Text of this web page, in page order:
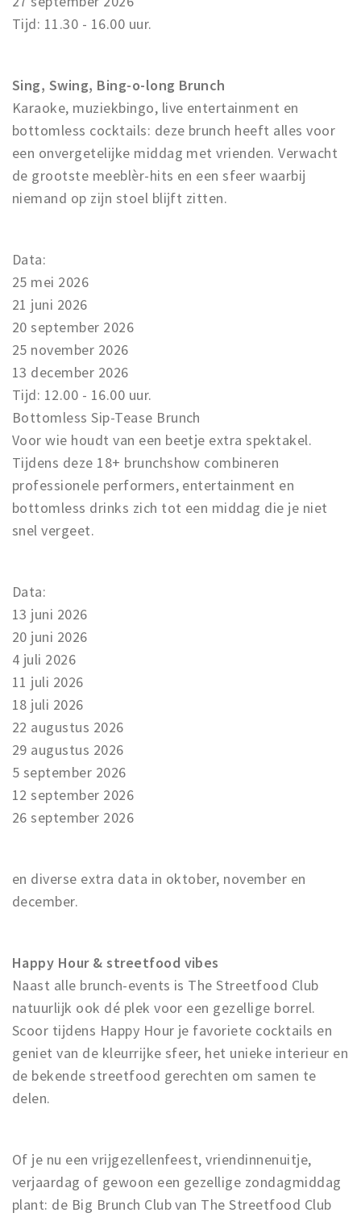
Tijd: 11.30 - 16.00 uur.
Sing, Swing, Bing-o-long Brunch
Karaoke, muziekbingo, live entertainment en
bottomless cocktails: deze brunch heeft alles voor
een onvergetelijke middag met vrienden. Verwacht
de grootste meeblèr-hits en een sfeer waarbij
niemand op zijn stoel blijft zitten.
Data:
25 mei 2026
21 juni 2026
20 september 2026
25 november 2026
13 december 2026
Tijd: 12.00 - 16.00 uur.
Bottomless Sip-Tease Brunch
Voor wie houdt van een beetje extra spektakel.
Tijdens deze 18+ brunchshow combineren
professionele performers, entertainment en
bottomless drinks zich tot een middag die je niet
snel vergeet.
Data:
13 juni 2026
20 juni 2026
4 juli 2026
11 juli 2026
18 juli 2026
22 augustus 2026
29 augustus 2026
5 september 2026
12 september 2026
26 september 2026
en diverse extra data in oktober, november en
december.
Happy Hour & streetfood vibes
Naast alle brunch-events is The Streetfood Club
natuurlijk ook dé plek voor een gezellige borrel.
Scoor tijdens Happy Hour je favoriete cocktails en
geniet van de kleurrijke sfeer, het unieke interieur en
de bekende streetfood gerechten om samen te
delen.
Of je nu een vrijgezellenfeest, vriendinnenuitje,
verjaardag of gewoon een gezellige zondagmiddag
plant: de Big Brunch Club van The Streetfood Club